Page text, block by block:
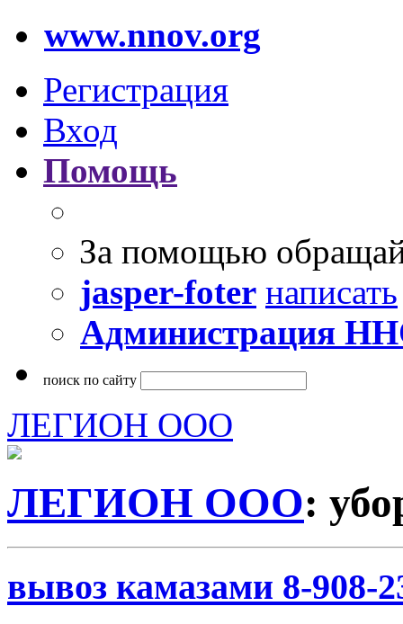
www.nnov.org
Регистрация
Вход
Помощь
За помощью
jasper-foter написать
Администрация
поиск по сайту
ЛЕГИОН ООО
ЛЕГИОН ООО:
вывоз камазами 8-908-